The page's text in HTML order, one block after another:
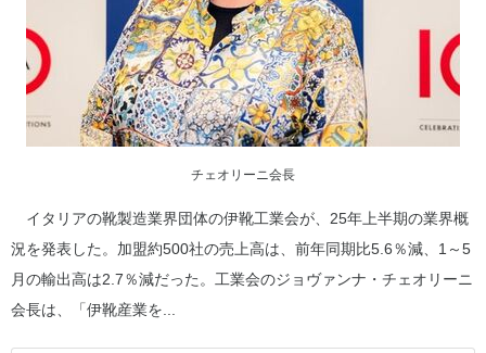
チェオリーニ会長
イタリアの靴製造業界団体の伊靴工業会が、25年上半期の業界概
況を発表した。加盟約500社の売上高は、前年同期比5.6％減、1～5
月の輸出高は2.7％減だった。工業会のジョヴァンナ・チェオリーニ
会長は、「伊靴産業を...